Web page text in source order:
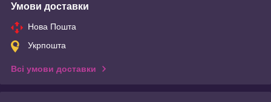
Умови доставки
Нова Пошта
Укрпошта
Всі умови доставки